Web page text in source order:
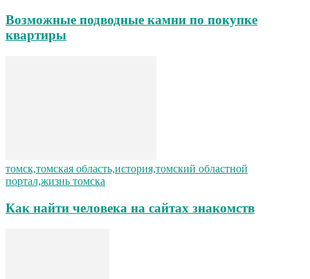
Возможные подводные камни по покупке
квартиры
томск,томская область,история,томский областной
портал,жизнь томска
Как найти человека на сайтах знакомств